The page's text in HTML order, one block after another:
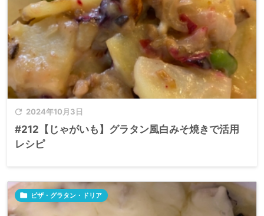
 2024年10月3日
#212【じゃがいも】グラタン風白みそ焼きで活用
レシピ
 ピザ・グラタン・ドリア